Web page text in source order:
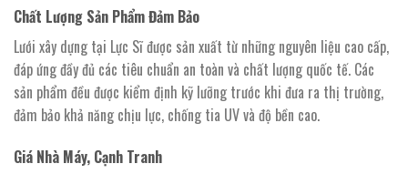
Chất Lượng Sản Phẩm Đảm Bảo
Lưới xây dựng tại Lực Sĩ được sản xuất từ những nguyên liệu cao cấp,
đáp ứng đầy đủ các tiêu chuẩn an toàn và chất lượng quốc tế. Các
sản phẩm đều được kiểm định kỹ lưỡng trước khi đưa ra thị trường,
đảm bảo khả năng chịu lực, chống tia UV và độ bền cao.
Giá Nhà Máy, Cạnh Tranh